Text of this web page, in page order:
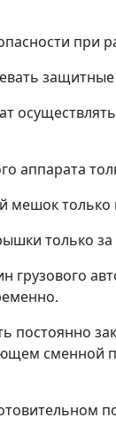
при
аппарата
мешок
только за
грузового
постоянно
сменной